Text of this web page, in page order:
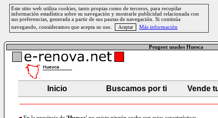
Este sitio web utiliza cookies, tanto propias como de terceros, para recopilar
información estadística sobre su navegación y mostrarle publicidad relacionada con
sus preferencias, generada a partir de sus pautas de navegación. Si continúa
navegando, consideramos que acepta su uso.
Más información
Peugeot usados Huesca
Inicio Buscamos por ti Vende